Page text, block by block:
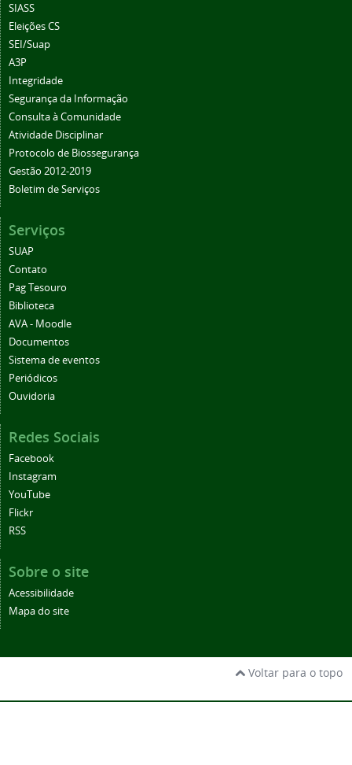
SIASS
Eleições CS
SEI/Suap
A3P
Integridade
Segurança da Informação
Consulta à Comunidade
Atividade Disciplinar
Protocolo de Biossegurança
Gestão 2012-2019
Boletim de Serviços
Serviços
SUAP
Contato
Pag Tesouro
Biblioteca
AVA - Moodle
Documentos
Sistema de eventos
Periódicos
Ouvidoria
Redes Sociais
Facebook
Instagram
YouTube
Flickr
RSS
Sobre o site
Acessibilidade
Mapa do site
Voltar para o topo